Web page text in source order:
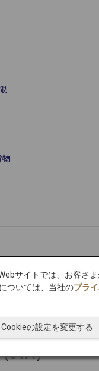
物
の払戻
JTA）
サイトでは、お客さ
ついては、当社のプラ
Cookieの設定を変更する